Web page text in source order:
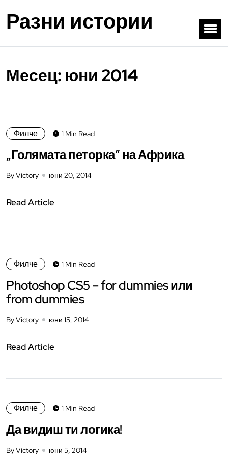
Разни истории
Месец: юни 2014
Филче 1 Min Read
„Голямата петорка” на Африка
By Victory юни 20, 2014
Read Article
Филче 1 Min Read
Photoshop CS5 – for dummies или
from dummies
By Victory юни 15, 2014
Read Article
Филче 1 Min Read
Да видиш ти логика!
By Victory юни 5, 2014